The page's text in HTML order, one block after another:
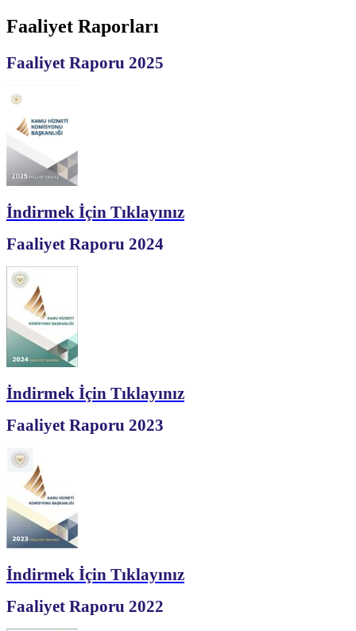
Faaliyet Raporları
Faaliyet Raporu 2025
İndirmek İçin Tıklayınız
Faaliyet Raporu 2024
İndirmek İçin Tıklayınız
Faaliyet Raporu 2023
İndirmek İçin Tıklayınız
Faaliyet Raporu 2022